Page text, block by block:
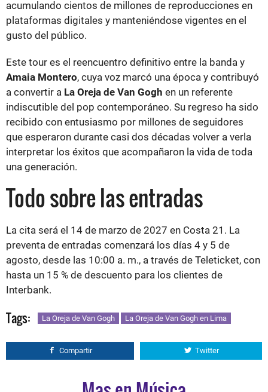
acumulando cientos de millones de reproducciones en
plataformas digitales y manteniéndose vigentes en el
gusto del público.
Este tour es el reencuentro definitivo entre la banda y
Amaia Montero, cuya voz marcó una época y contribuyó
a convertir a La Oreja de Van Gogh en un referente
indiscutible del pop contemporáneo. Su regreso ha sido
recibido con entusiasmo por millones de seguidores
que esperaron durante casi dos décadas volver a verla
interpretar los éxitos que acompañaron la vida de toda
una generación.
Todo sobre las entradas
La cita será el 14 de marzo de 2027 en Costa 21. La
preventa de entradas comenzará los días 4 y 5 de
agosto, desde las 10:00 a. m., a través de Teleticket, con
hasta un 15 % de descuento para los clientes de
Interbank.
Tags: La Oreja de Van Gogh La Oreja de Van Gogh en Lima
Compartir Twitter